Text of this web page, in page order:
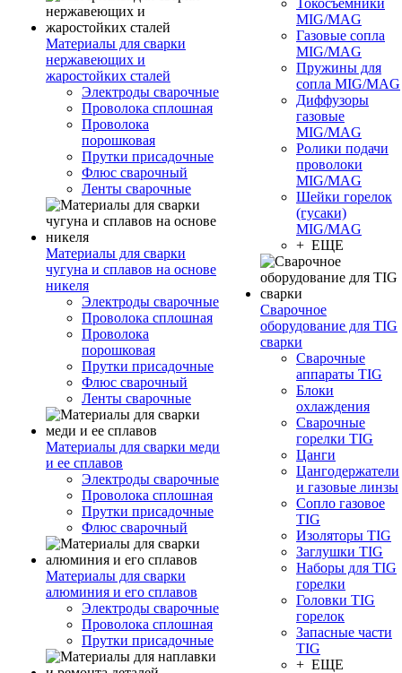
Материалы для сварки
нержавеющих и
жаростойких сталей
Электроды сварочные
Проволока сплошная
Проволока
порошковая
Прутки присадочные
Флюс сварочный
Ленты сварочные
Материалы для сварки
чугуна и сплавов на основе
никеля
Электроды сварочные
Проволока сплошная
Проволока
порошковая
Прутки присадочные
Флюс сварочный
Ленты сварочные
Материалы для сварки меди
и ее сплавов
Электроды сварочные
Проволока сплошная
Прутки присадочные
Флюс сварочный
Материалы для сварки
алюминия и его сплавов
Электроды сварочные
Проволока сплошная
Прутки присадочные
Токосъемники
MIG/MAG
Газовые сопла
MIG/MAG
Пружины для
сопла MIG/MAG
Диффузоры
газовые
MIG/MAG
Ролики подачи
проволоки
MIG/MAG
Шейки горелок
(гусаки)
MIG/MAG
+ ЕЩЕ
Сварочное
оборудование для TIG
сварки
Сварочные
аппараты TIG
Блоки
охлаждения
Сварочные
горелки TIG
Цанги
Цангодержатели
и газовые линзы
Сопло газовое
TIG
Изоляторы TIG
Заглушки TIG
Наборы для TIG
горелки
Головки TIG
горелок
Запасные части
TIG
+ ЕЩЕ